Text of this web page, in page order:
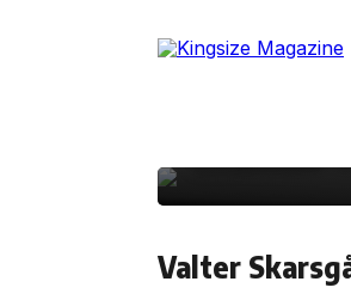
Klart för
Valter